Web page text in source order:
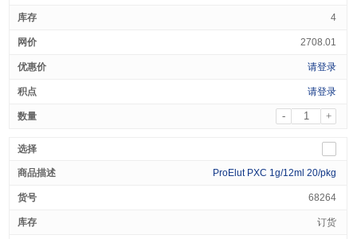
4
2708.01
请登录
请登录
- +
ProElut PXC 1g/12ml 20/pkg
68264
订货